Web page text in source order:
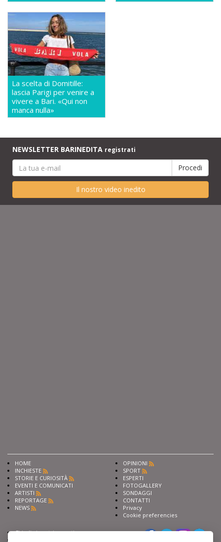
La scelta di Domitille:
lascia Parigi per venire a
vivere a Bari. «Qui non
manca nulla»
NEWSLETTER BARINEDITA registrati
Il nostro video inedito
HOME
INCHIESTE
STORIE E CURIOSITÀ
EVENTI E COMUNICATI
ARTISTI
REPORTAGE
NEWS
OPINIONI
SPORT
ESPERTI
FOTOGALLERY
SONDAGGI
CONTATTI
Privacy
Cookie preferencies
Chiedi ai nostri esperti